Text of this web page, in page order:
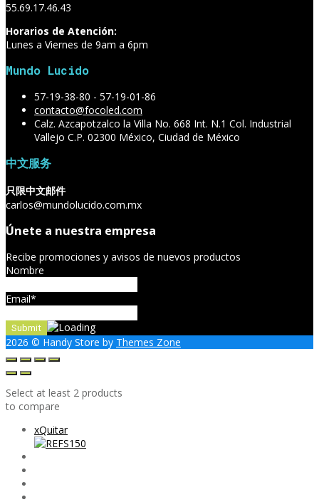
55.69.17.46.43
Horarios de Atención:
Lunes a Viernes de 9am a 6pm
Mundo Lucido
57-19-38-80 - 57-19-01-86
contacto@focoled.com
Calz. Azcapotzalco la Villa No. 668 Int. N.1 Col. Industrial
Vallejo C.P. 02300 México, Ciudad de México
中文服务
只限中文邮件
carlos@mundolucido.com.mx
Únete a nuestra empresa
Recibe promociones y avisos de nuevos productos
Nombre
Email*
2026 © Handy Store by Themes Zone
Select at least 2 products
to compare
xQuitar